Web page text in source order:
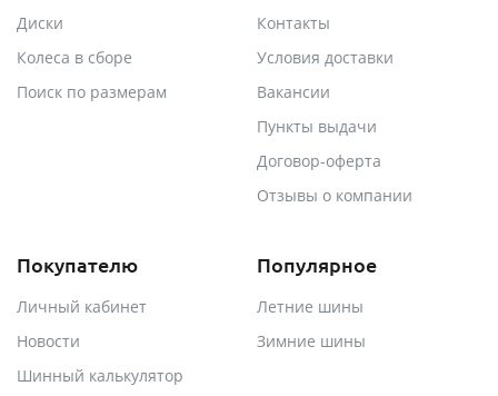
Диски
Колеса в сборе
Поиск по размерам
Контакты
Условия доставки
Вакансии
Пункты выдачи
Договор-оферта
Отзывы о компании
Покупателю
Личный кабинет
Новости
Шинный калькулятор
Популярное
Летние шины
Зимние шины